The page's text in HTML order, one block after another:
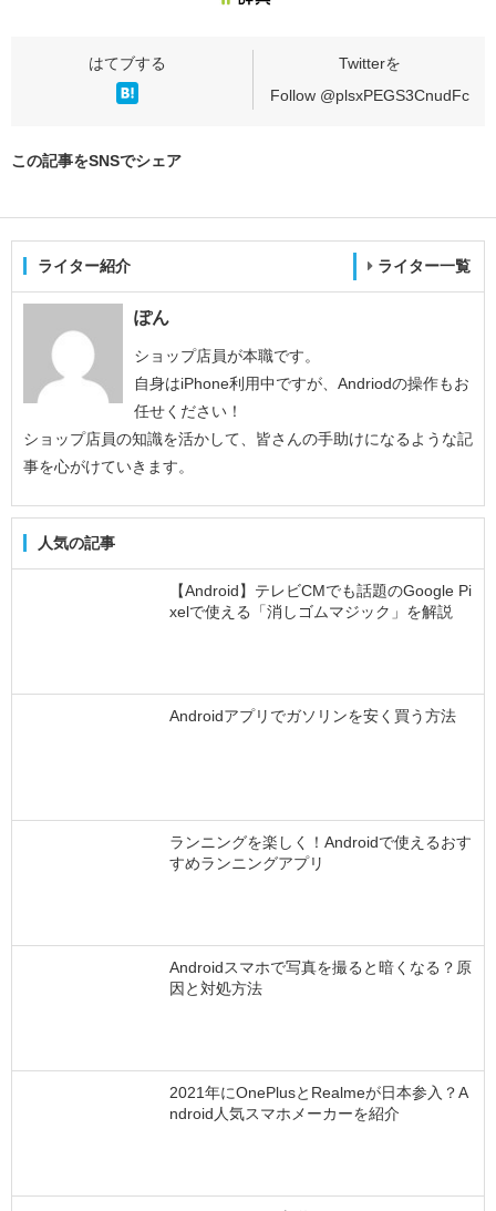
Follow @plsxPEGS3CnudFc
この記事をSNSでシェア
ライター紹介 ライター一覧
ぽん
ショップ店員が本職です。
自身はiPhone利用中ですが、Andriodの操作もお
任せください！
ショップ店員の知識を活かして、皆さんの手助けになるような記
事を心がけていきます。
人気の記事
【Android】テレビCMでも話題のGoogle Pi
xelで使える「消しゴムマジック」を解説
Androidアプリでガソリンを安く買う方法
ランニングを楽しく！Androidで使えるおす
すめランニングアプリ
Androidスマホで写真を撮ると暗くなる？原
因と対処方法
2021年にOnePlusとRealmeが日本参入？A
ndroid人気スマホメーカーを紹介